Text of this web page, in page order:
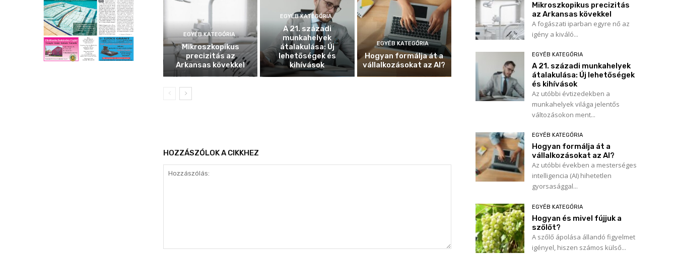
EGYÉB KATEGÓRIA
Mikroszkopikus
precizitás az
Arkansas kövekkel
EGYÉB KATEGÓRIA
A 21. századi
munkahelyek
átalakulása: Új
lehetőségek és
kihívások
EGYÉB KATEGÓRIA
Hogyan formálja át a
vállalkozásokat az AI?
HOZZÁSZÓLOK A CIKKHEZ
Mikroszkopikus precizitás
az Arkansas kövekkel
A fogászati iparban egyre nő az
igény a kiváló...
EGYÉB KATEGÓRIA
A 21. századi munkahelyek
átalakulása: Új lehetőségek
és kihívások
Az utóbbi évtizedekben a
munkahelyek világa jelentős
változásokon ment...
EGYÉB KATEGÓRIA
Hogyan formálja át a
vállalkozásokat az AI?
Az utóbbi években a mesterséges
intelligencia (AI) hihetetlen
gyorsasággal...
EGYÉB KATEGÓRIA
Hogyan és mivel fújjuk a
szőlőt?
A szőlő ápolása állandó figyelmet
igényel, hiszen számos külső...